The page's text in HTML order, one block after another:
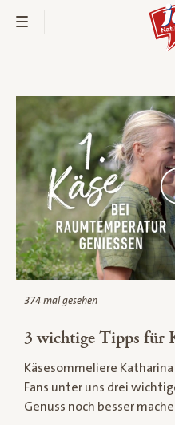
Bio-Thek
374 mal gesehen
3 wichtige Tipps für
Käsesommeliere
Fans unter uns drei
Genuss noch besser